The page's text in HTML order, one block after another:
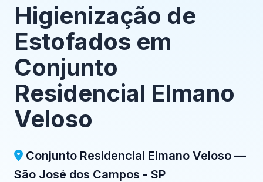
Higienização de
Estofados em
Conjunto
Residencial Elmano
Veloso
Conjunto Residencial Elmano Veloso —
São José dos Campos - SP